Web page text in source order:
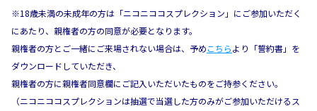
※18歳未満の未成年の方は「ニコニココスプレクション」にご参加いただく
にあたり、親権者の方の同意が必要となります。
親権者の方とご一緒にご来場されない場合は、予めこちらより「誓約書」を
ダウンロードしていただき、
親権者の方に親権者同意欄にご記入いただいたものをご持参ください。
（ニコニココスプレクションは抽選で当選した方のみがご参加いただけるス